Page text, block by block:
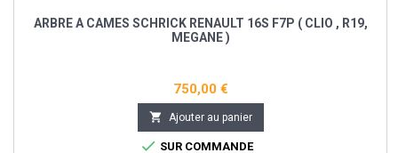
ARBRE A CAMES SCHRICK RENAULT 16S F7P ( CLIO , R19,
MEGANE )
750,00 €
 Ajouter au panier
 SUR COMMANDE